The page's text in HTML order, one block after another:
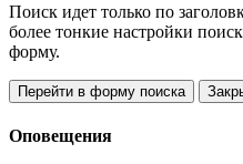
Поиск идет только по
более тонкие настройки
форму.
Перейти в форму поиска
Оповещения